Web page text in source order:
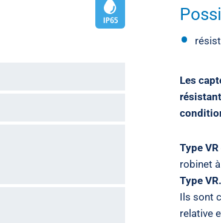
Les
Type VR
robinet
Type
Ils sont
relative